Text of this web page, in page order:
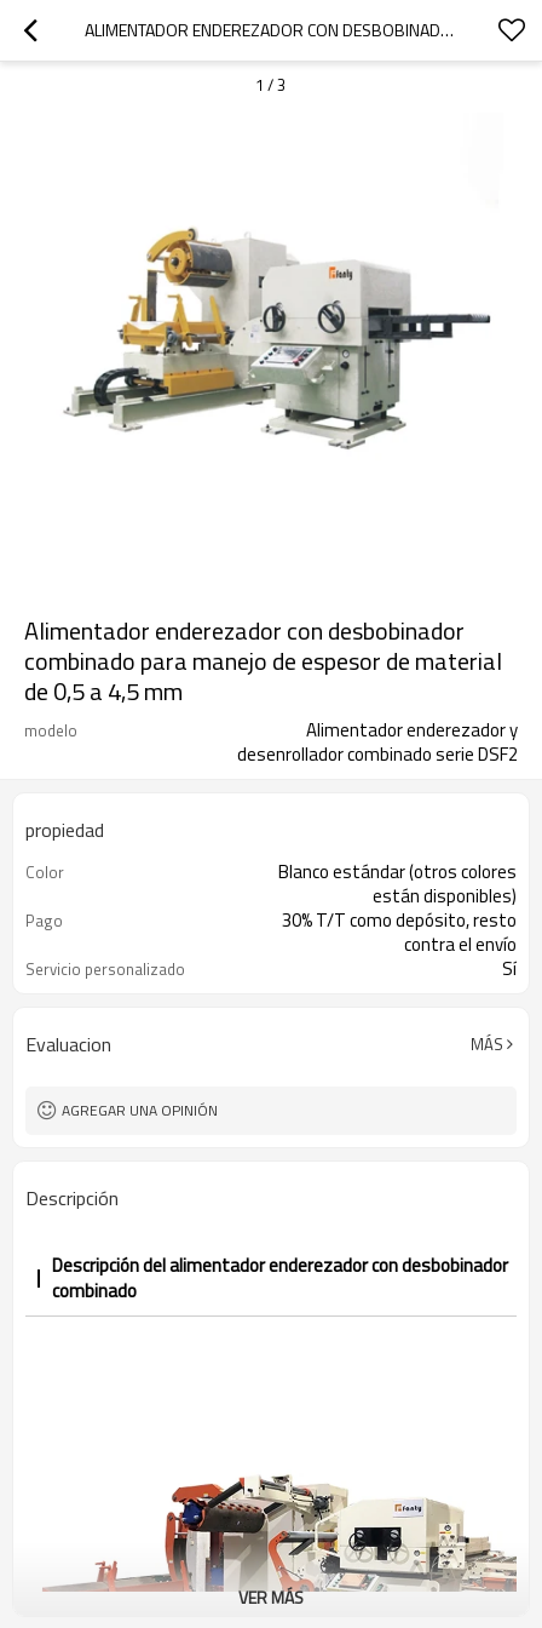
ALIMENTADOR ENDEREZADOR CON DESBOBINADOR COMBINADO PARA MANEJO DE ESPESOR DE MATERIAL DE 0,5 A 4,5 MM
1 /3
Alimentador enderezador con desbobinador
combinado para manejo de espesor de material
de 0,5 a 4,5 mm
modelo
Alimentador enderezador y
desenrollador combinado serie DSF2
propiedad
Color
Blanco estándar (otros colores
están disponibles)
Pago
30% T/T como depósito, resto
contra el envío
Servicio personalizado Sí
Evaluacion MÁS
AGREGAR UNA OPINIÓN
Descripción
Descripción del alimentador enderezador con desbobinador
combinado
VER MÁS